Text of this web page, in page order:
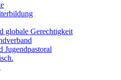
globale Gerechtigkeit